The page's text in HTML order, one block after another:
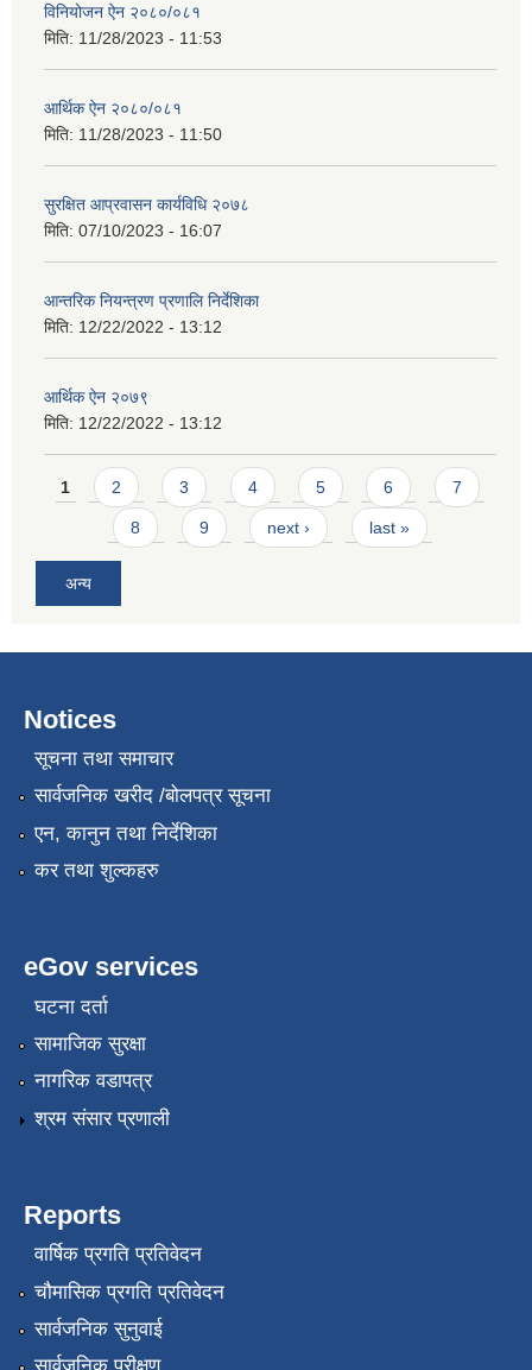
विनियोजन ऐन २०८०/०८१
मिति: 11/28/2023 - 11:53
आर्थिक ऐन २०८०/०८१
मिति: 11/28/2023 - 11:50
सुरक्षित आप्रवासन कार्यविधि २०७८
मिति: 07/10/2023 - 16:07
आन्तरिक नियन्त्रण प्रणालि निर्देशिका
मिति: 12/22/2022 - 13:12
आर्थिक ऐन २०७९
मिति: 12/22/2022 - 13:12
Pages
1 2 3 4 5 6 7
8 9 next › last »
अन्य
Notices
सूचना तथा समाचार
सार्वजनिक खरीद /बोलपत्र सूचना
एन, कानुन तथा निर्देशिका
कर तथा शुल्कहरु
eGov services
घटना दर्ता
सामाजिक सुरक्षा
नागरिक वडापत्र
श्रम संसार प्रणाली
Reports
वार्षिक प्रगति प्रतिवेदन
चौमासिक प्रगति प्रतिवेदन
सार्वजनिक सुनुवाई